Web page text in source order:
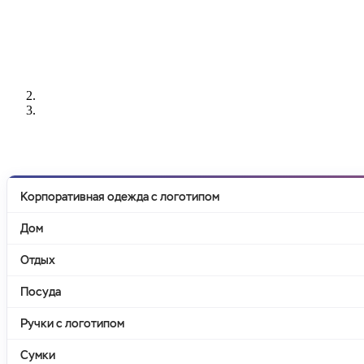
Корпоративная одежда с логотипом
Дом
Отдых
Посуда
Ручки с логотипом
Сумки